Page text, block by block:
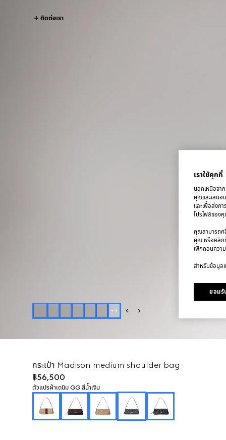
ติดต่อเรา
+ 3
กระเป๋า Madison medium shoulder bag
฿56,500
ตัวแปรผ้าเดนิม GG สีน้ำเงิน
เราใช้คุกกี้
นอกเหนือจา
คุณและเสนอ
และเพื่อส่งก
โปรไฟล์ของ
คุณสามารถค
คุณ หรือคลิก
เพิกถอนควา
สำหรับข้อมูลเ
ยอมรั